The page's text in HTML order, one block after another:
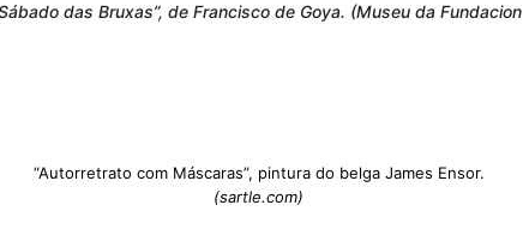
das Bruxas”, de Francisco de Goya. (Museu da Fundacion
“Autorretrato com Máscaras”, pintura do belga James Ensor.
(sartle.com)